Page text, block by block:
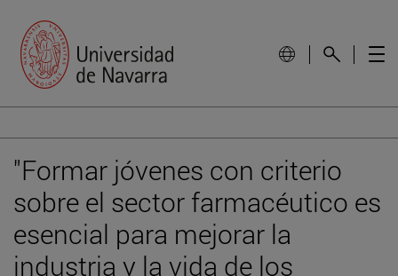
"Formar jóvenes con criterio
sobre el sector farmacéutico es
esencial para mejorar la
industria y la vida de los